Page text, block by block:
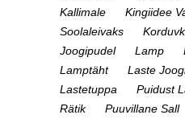
Kallimale
Kingiidee
Soolaleivaks
Joogipudel
Lamp
Lamptäht
Laste
Lastetuppa
Puidust
Rätik
Puuvillane Sall